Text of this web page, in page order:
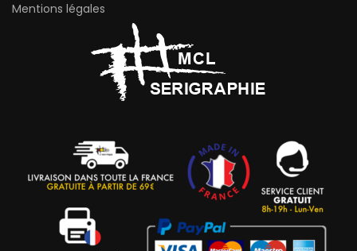
Mentions légales